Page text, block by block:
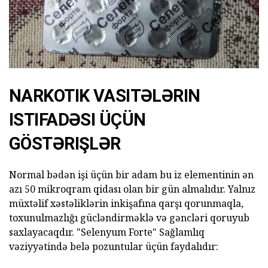
NARKOTIK VASITƏLƏRIN
ISTIFADƏSI ÜÇÜN
GÖSTƏRIŞLƏR
Normal bədən işi üçün bir adam bu iz elementinin ən
azı 50 mikroqram qidası olan bir gün almalıdır. Yalnız
müxtəlif xəstəliklərin inkişafına qarşı qorunmaqla,
toxunulmazlığı gücləndirməklə və gəncləri qoruyub
saxlayacaqdır. "Selenyum Forte" Sağlamlıq
vəziyyətində belə pozuntular üçün faydalıdır: